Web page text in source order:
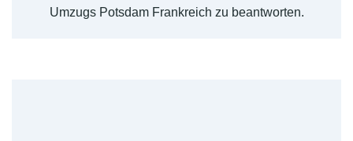
Umzugs Potsdam Frankreich zu beantworten.